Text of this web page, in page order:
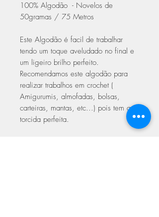
100% Algodão - Novelos de
50gramas / 75 Metros
Este Algodão é facil de trabalhar
tendo um toque aveludado no final e
um ligeiro brilho perfeito.
Recomendamos este algodão para
realizar trabalhos em crochet (
Amigurumis, almofadas, bolsas,
carteiras, mantas, etc...) pois tem a
torcida perfeita.